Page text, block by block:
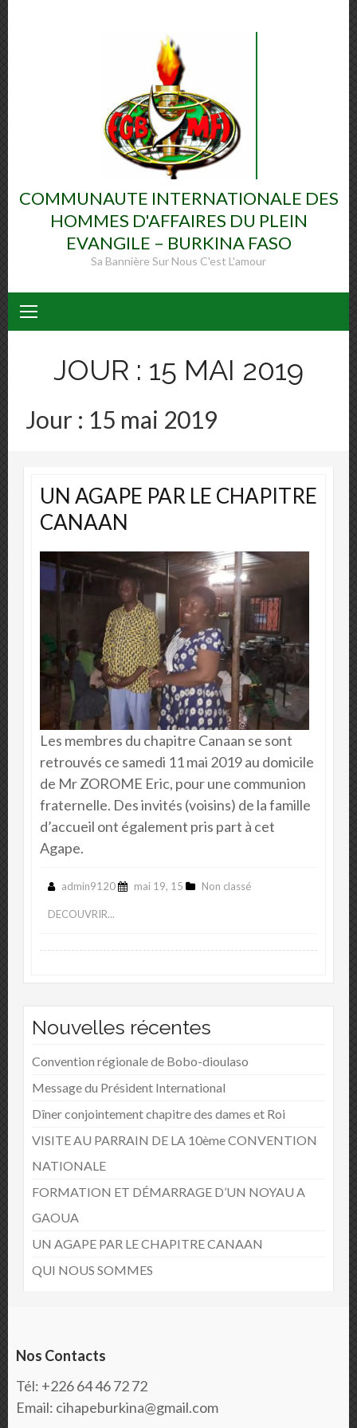
COMMUNAUTE INTERNATIONALE DES
HOMMES D'AFFAIRES DU PLEIN
EVANGILE – BURKINA FASO
Sa Bannière Sur Nous C'est L'amour
JOUR : 15 MAI 2019
Jour : 15 mai 2019
UN AGAPE PAR LE CHAPITRE
CANAAN
Les membres du chapitre Canaan se sont
retrouvés ce samedi 11 mai 2019 au domicile
de Mr ZOROME Eric, pour une communion
fraternelle. Des invités (voisins) de la famille
d’accueil ont également pris part à cet
Agape.
admin9120 mai 19, 15 Non classé
DECOUVRIR...
Nouvelles récentes
Convention régionale de Bobo-dioulaso
Message du Président International
Dîner conjointement chapitre des dames et Roi
VISITE AU PARRAIN DE LA 10ème CONVENTION
NATIONALE
FORMATION ET DÉMARRAGE D’UN NOYAU A
GAOUA
UN AGAPE PAR LE CHAPITRE CANAAN
QUI NOUS SOMMES
Nos Contacts
Tél: +226 64 46 72 72
Email: cihapeburkina@gmail.com